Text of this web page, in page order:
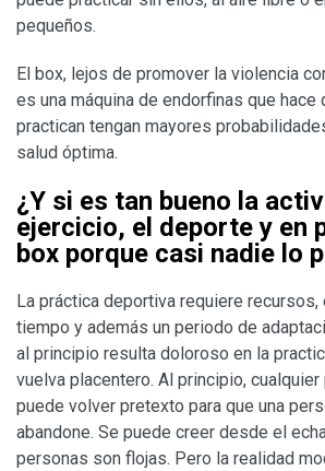
pequeños.
El box, lejos de promover la violencia
es una máquina de endorfinas que hace
practican tengan mayores
salud óptima.
¿Y si es tan bueno la
ejercicio, el deporte y en
box porque casi nadie lo
La práctica deportiva requiere recursos,
tiempo y además un periodo de
al principio resulta doloroso en la
vuelva placentero. Al principio,
puede volver pretexto para que una
abandone. Se puede creer desde el
personas son flojas. Pero la realidad